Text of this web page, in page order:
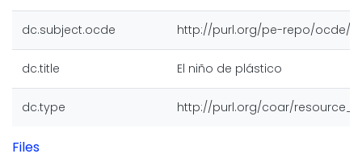
dc.subject.ocde http://purl.org/pe-repo/ocde/
dc.title El niño de plástico
dc.type http://purl.org/coar/
Files